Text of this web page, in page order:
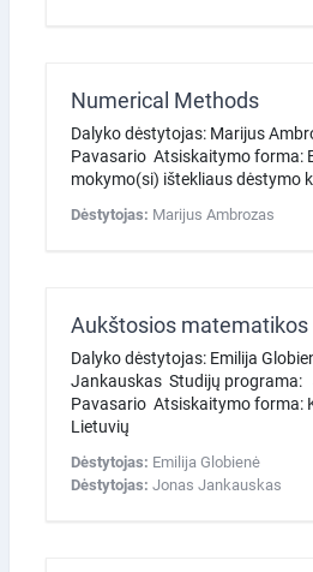
Numerical Methods
Dalyko dėstytojas: Marijus
Pavasario Atsiskaitymo forma:
mokymo(si) ištekliaus dėstymo
Dėstytojas: Marijus Ambrozas
Dalyko dėstytojas: Emilija
Jankauskas Studijų programa:
Pavasario Atsiskaitymo forma:
Lietuvių
Dėstytojas: Emilija Globienė
Dėstytojas: Jonas Jankauskas